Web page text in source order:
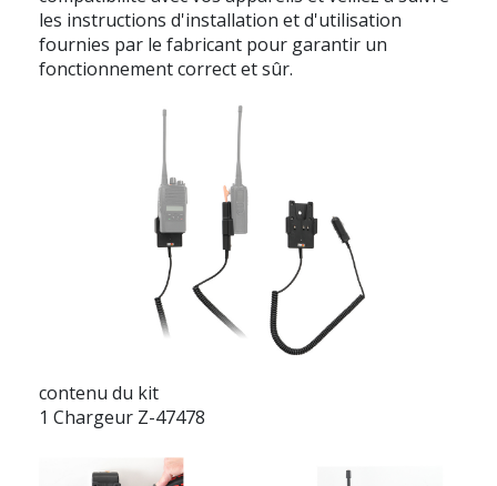
les instructions d'installation et d'utilisation
fournies par le fabricant pour garantir un
fonctionnement correct et sûr.
contenu du kit
1 Chargeur Z-47478